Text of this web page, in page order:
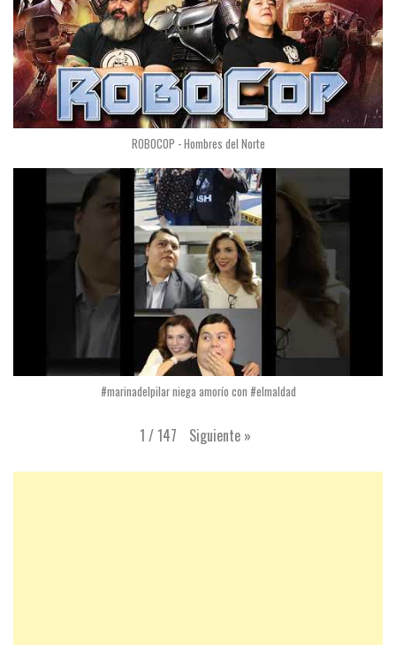
ROBOCOP - Hombres del Norte
#marinadelpilar niega amorío con #elmaldad
1 /147 Siguiente »